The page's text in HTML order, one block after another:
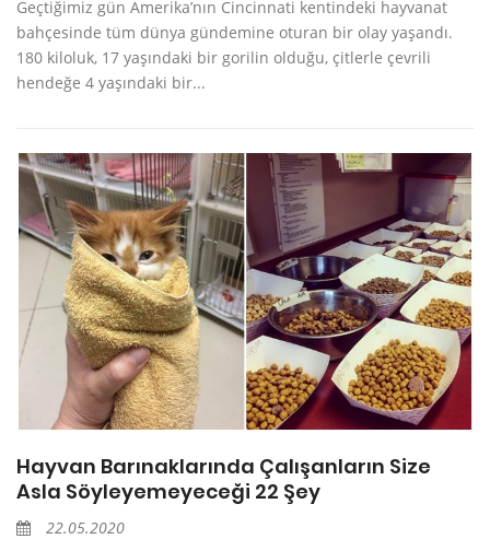
Geçtiğimiz gün Amerika’nın Cincinnati kentindeki hayvanat
bahçesinde tüm dünya gündemine oturan bir olay yaşandı.
180 kiloluk, 17 yaşındaki bir gorilin olduğu, çitlerle çevrili
hendeğe 4 yaşındaki bir...
Hayvan Barınaklarında Çalışanların Size
Asla Söyleyemeyeceği 22 Şey
22.05.2020